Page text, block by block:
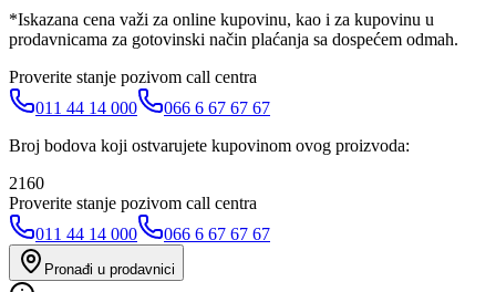
*Iskazana cena važi za online kupovinu, kao i za kupovinu u
prodavnicama za gotovinski način plaćanja sa dospećem odmah.
Proverite stanje pozivom call centra
011 44 14 000
066 6 67 67 67
Broj bodova koji ostvarujete kupovinom ovog proizvoda:
2160
Proverite stanje pozivom call centra
011 44 14 000
066 6 67 67 67
Pronađi u prodavnici